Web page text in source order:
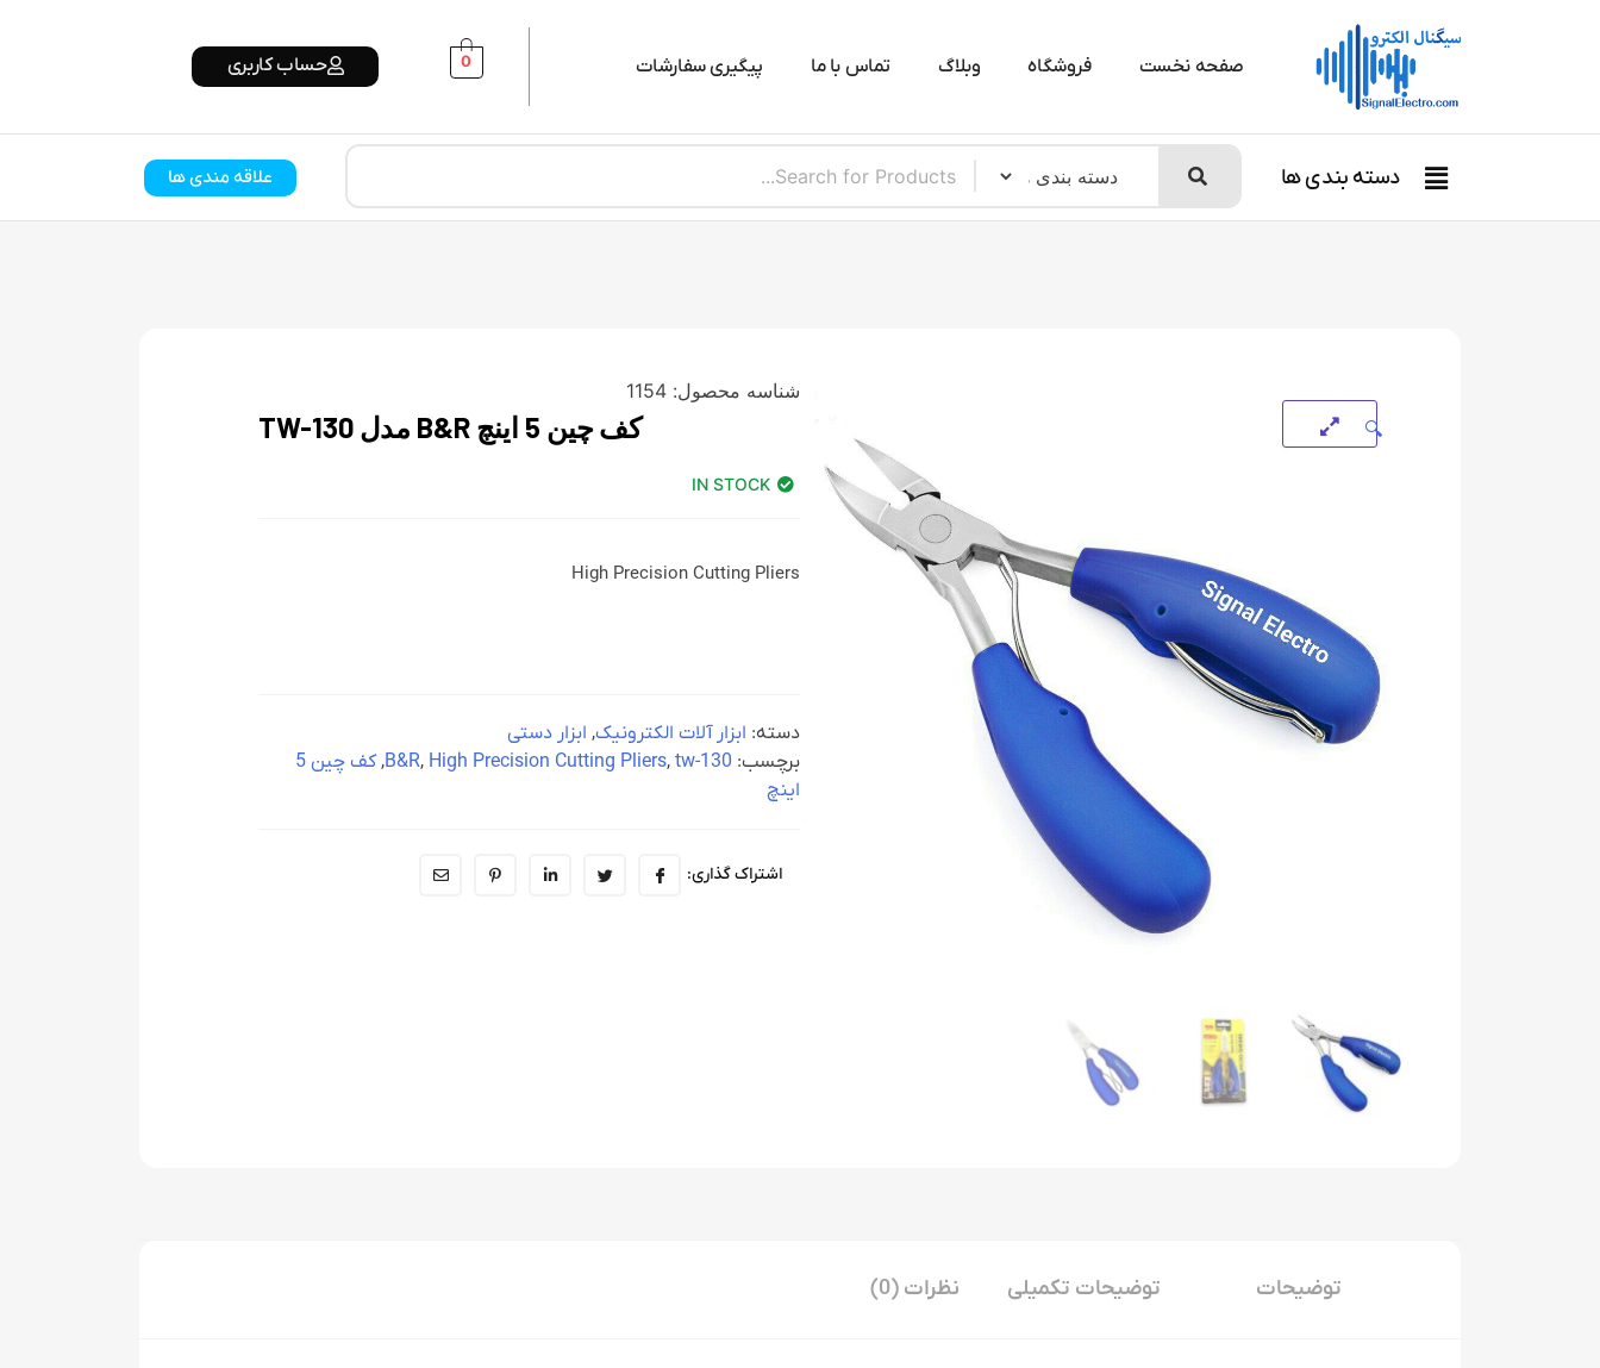
صفحه نخست فروشگاه وبلاگ تماس با ما پیگیری سفارشات 0 حساب کاربری
دسته بندی ها علاقه مندی ها
🔍
شناسه محصول: 1154
کف چین 5 اینچ B&R مدل TW-130
IN STOCK
High Precision Cutting Pliers
دسته: ابزار آلات الکترونیک, ابزار دستی
برچسب:
B&R, High Precision Cutting Pliers, tw-130
,
کف چین 5
اینچ
اشتراک گذاری:
توضیحات توضیحات تکمیلی نظرات (0)